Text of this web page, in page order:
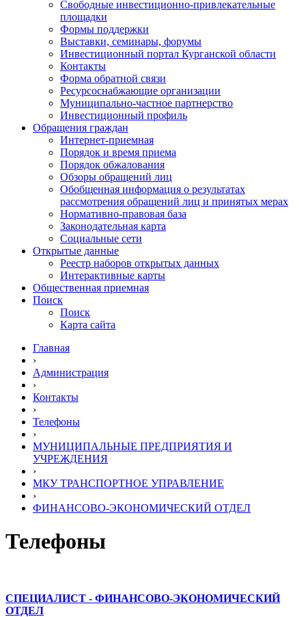
Свободные инвестиционно-привлекательные
площадки
Формы поддержки
Выставки, семинары, форумы
Инвестиционный портал Курганской области
Контакты
Форма обратной связи
Ресурсоснабжающие организации
Муниципально-частное партнерство
Инвестиционный профиль
Обращения граждан
Интернет-приемная
Порядок и время приема
Порядок обжалования
Обзоры обращений лиц
Обобщенная информация о результатах
рассмотрения обращений лиц и принятых мерах
Нормативно-правовая база
Законодательная карта
Социальные сети
Открытые данные
Реестр наборов открытых данных
Интерактивные карты
Общественная приемная
Поиск
Поиск
Карта сайта
Главная
›
Администрация
›
Контакты
›
Телефоны
›
МУНИЦИПАЛЬНЫЕ ПРЕДПРИЯТИЯ И
УЧРЕЖДЕНИЯ
›
МКУ ТРАНСПОРТНОЕ УПРАВЛЕНИЕ
›
ФИНАНСОВО-ЭКОНОМИЧЕСКИЙ ОТДЕЛ
Телефоны
СПЕЦИАЛИСТ - ФИНАНСОВО-ЭКОНОМИЧЕСКИЙ
ОТДЕЛ